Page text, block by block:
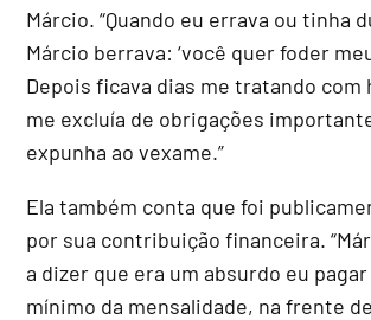
Márcio. “Quando eu errava ou tinha
Márcio berrava: ‘você quer foder
Depois ficava dias me tratando com
me excluía de obrigações
expunha ao vexame.”
Ela também conta que foi
por sua contribuição financeira.
a dizer que era um absurdo eu
mínimo da mensalidade, na frente